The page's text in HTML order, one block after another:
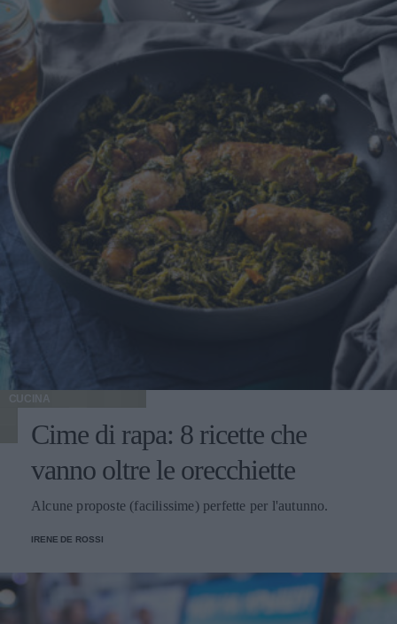
CUCINA
Cime di rapa: 8 ricette che
vanno oltre le orecchiette
Alcune proposte (facilissime) perfette per l'autunno.
IRENE DE ROSSI